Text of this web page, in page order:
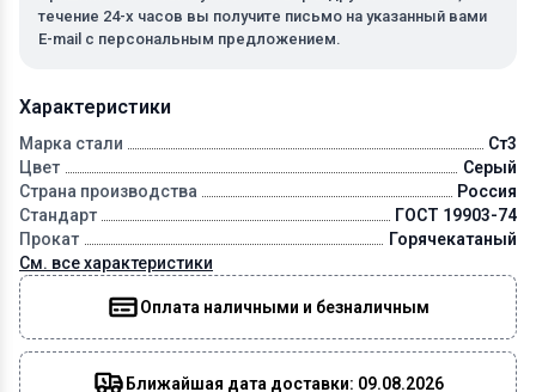
Характеристики
Марка стали
Ст3
Цвет
Серый
Страна производства
Россия
Стандарт
ГОСТ 19903-74
Прокат
Горячекатаный
См. все характеристики
Оплата наличными и безналичным
Ближайшая дата доставки: 09.08.2026
течение 24-х часов вы получите письмо на указанный вами
E-mail с персональным предложением.